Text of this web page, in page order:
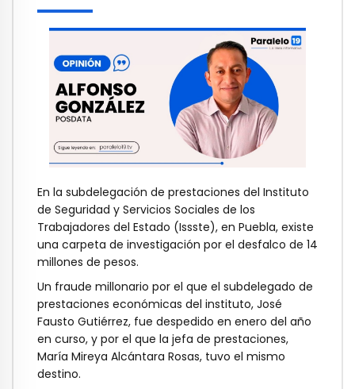
En la subdelegación de prestaciones del Instituto
de Seguridad y Servicios Sociales de los
Trabajadores del Estado (Issste), en Puebla, existe
una carpeta de investigación por el desfalco de 14
millones de pesos.
Un fraude millonario por el que el subdelegado de
prestaciones económicas del instituto, José
Fausto Gutiérrez, fue despedido en enero del año
en curso, y por el que la jefa de prestaciones,
María Mireya Alcántara Rosas, tuvo el mismo
destino.